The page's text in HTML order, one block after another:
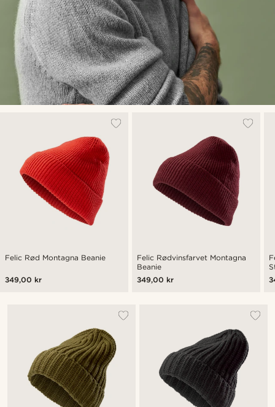
Felic Rød Montagna Beanie
349,00 kr
Felic Rødvinsfarvet Montagna
Beanie
349,00 kr